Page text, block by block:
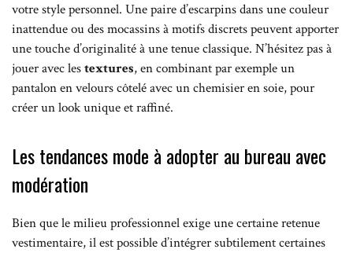
votre style personnel. Une paire d’escarpins dans une couleur
inattendue ou des mocassins à motifs discrets peuvent apporter
une touche d’originalité à une tenue classique. N’hésitez pas à
jouer avec lestextures, en combinant par exemple un
pantalon en velours côtelé avec un chemisier en soie, pour
créer un look unique et raffiné.
Les tendances mode à adopter au bureau avec
modération
Bien que le milieu professionnel exige une certaine retenue
vestimentaire, il est possible d’intégrer subtilement certaines